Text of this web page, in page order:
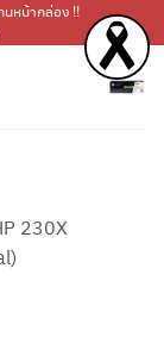
นหน้ากล่อง !!
230X